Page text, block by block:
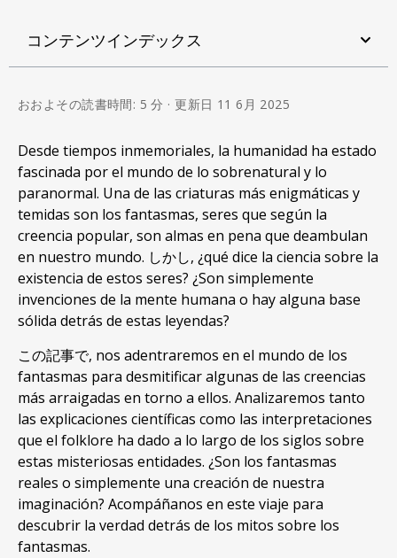
コンテンツインデックス
おおよその読書時間: 5 分 · 更新日 11 6月 2025
Desde tiempos inmemoriales, la humanidad ha estado
fascinada por el mundo de lo sobrenatural y lo
paranormal. Una de las criaturas más enigmáticas y
temidas son los fantasmas, seres que según la
creencia popular, son almas en pena que deambulan
en nuestro mundo. しかし, ¿qué dice la ciencia sobre la
existencia de estos seres? ¿Son simplemente
invenciones de la mente humana o hay alguna base
sólida detrás de estas leyendas?
この記事で, nos adentraremos en el mundo de los
fantasmas para desmitificar algunas de las creencias
más arraigadas en torno a ellos. Analizaremos tanto
las explicaciones científicas como las interpretaciones
que el folklore ha dado a lo largo de los siglos sobre
estas misteriosas entidades. ¿Son los fantasmas
reales o simplemente una creación de nuestra
imaginación? Acompáñanos en este viaje para
descubrir la verdad detrás de los mitos sobre los
fantasmas.